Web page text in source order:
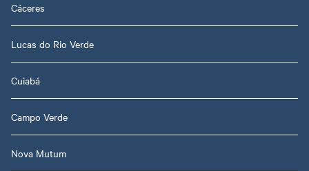
Cáceres
Lucas do Rio Verde
Cuiabá
Campo Verde
Nova Mutum